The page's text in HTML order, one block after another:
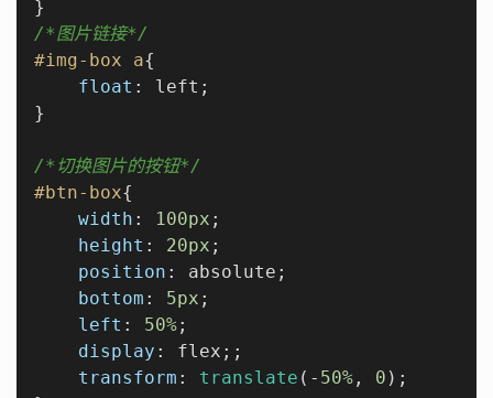
/*图片链接*/
#img-box
a{
float : left;
}
/*切换图片的按钮*/
#btn-box{
width : 100px ;
height : 20px ;
position : absolute;
bottom : 5px ;
left : 50%;
display : flex;;
transform : translate (- 50% , 0 );